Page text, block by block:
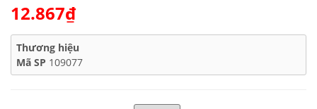
12.867₫
Thương hiệu
Mã SP 109077